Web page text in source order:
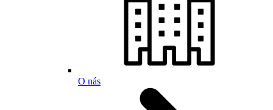
O nás